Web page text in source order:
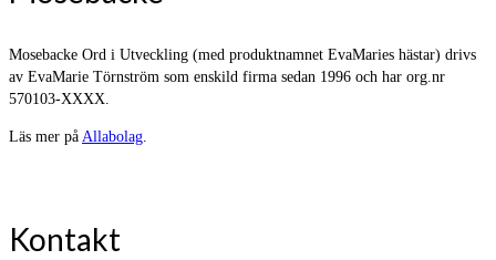
Mosebacke Ord i Utveckling (med produktnamnet EvaMaries hästar) drivs
av EvaMarie Törnström som enskild firma sedan 1996 och har org.nr
570103-XXXX.
Läs mer på Allabolag.
Kontakt